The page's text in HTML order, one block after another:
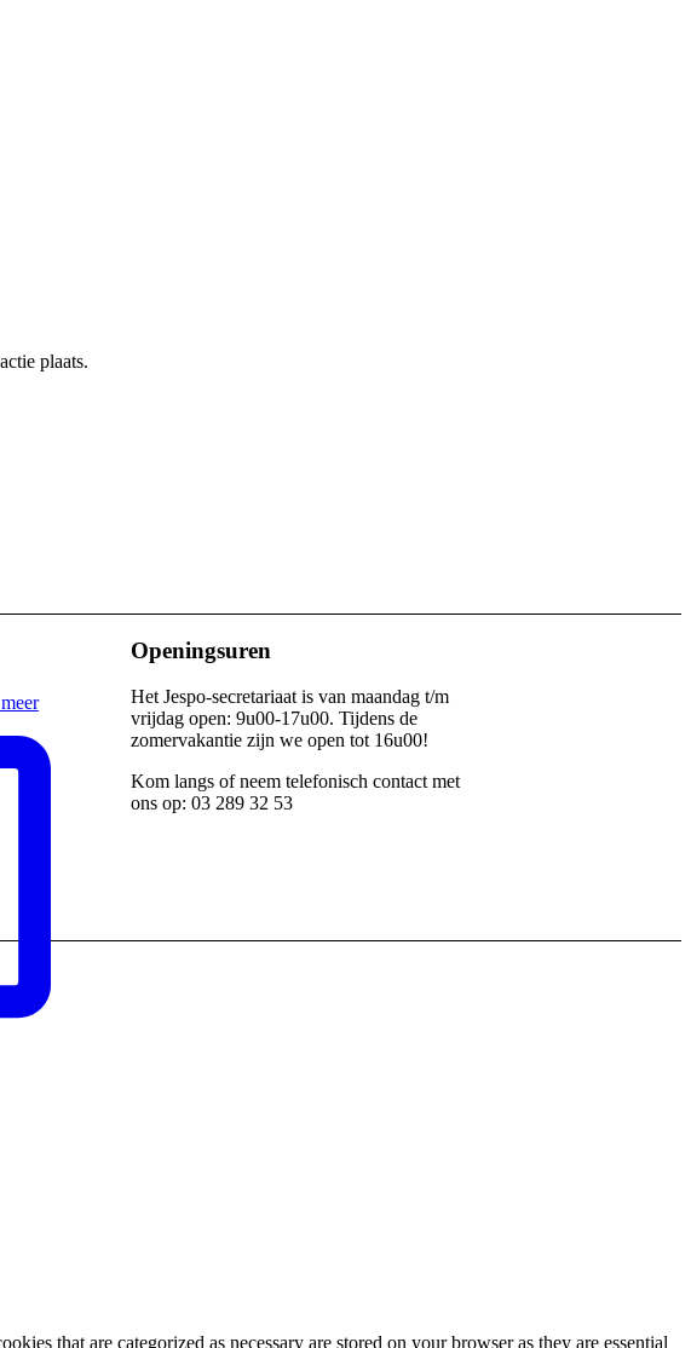
plaats.
Openingsuren
Het Jespo-secretariaat is van maandag t/m
vrijdag open: 9u00-17u00. Tijdens de
zomervakantie zijn we open tot 16u00!
Kom langs of neem telefonisch contact met
ons op: 03 289 32 53
that are categorized as necessary are stored on your browser as they are essential